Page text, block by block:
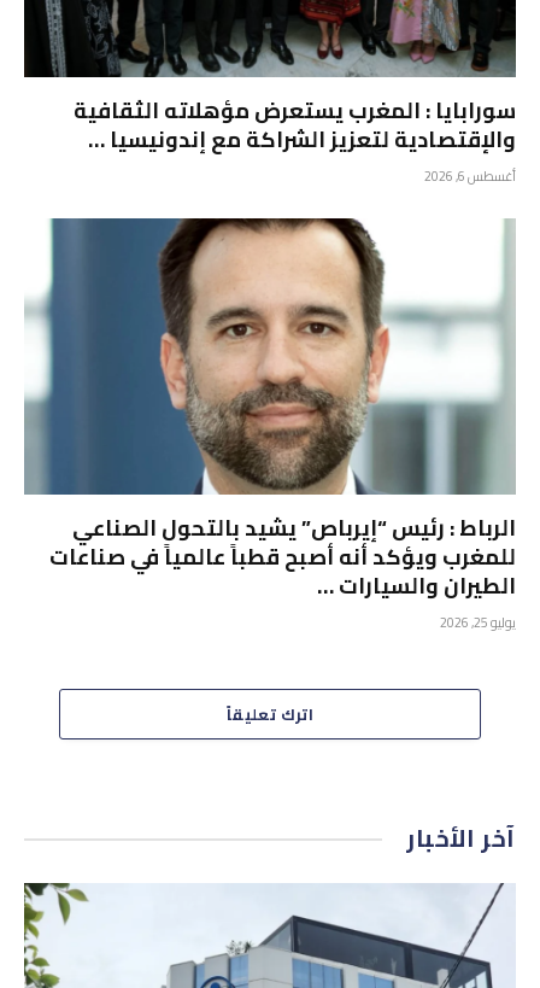
سورابايا : المغرب يستعرض مؤهلاته الثقافية
والإقتصادية لتعزيز الشراكة مع إندونيسيا …
أغسطس 6, 2026
الرباط : رئيس “إيرباص” يشيد بالتحول الصناعي
للمغرب ويؤكد أنه أصبح قطباً عالمياً في صناعات
الطيران والسيارات …
يوليو 25, 2026
اترك تعليقاً
آخر الأخبار